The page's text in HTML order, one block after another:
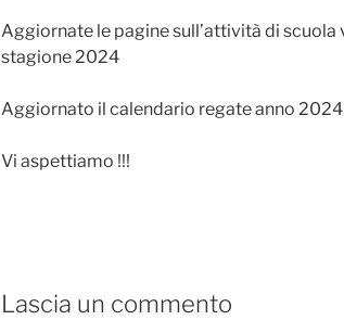
Aggiornate le pagine sull’attività di scuola
stagione 2024
Aggiornato il calendario regate anno
Vi aspettiamo !!!
Lascia un commento